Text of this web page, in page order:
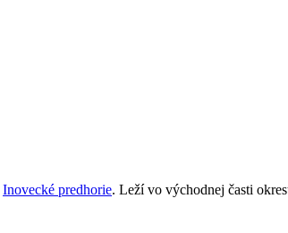
Inovecké predhorie. Leží vo východnej časti